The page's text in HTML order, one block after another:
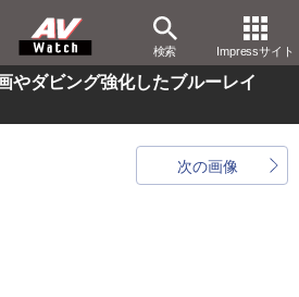
検索 Impressサイト
やダビング強化したブルーレイ
次の画像